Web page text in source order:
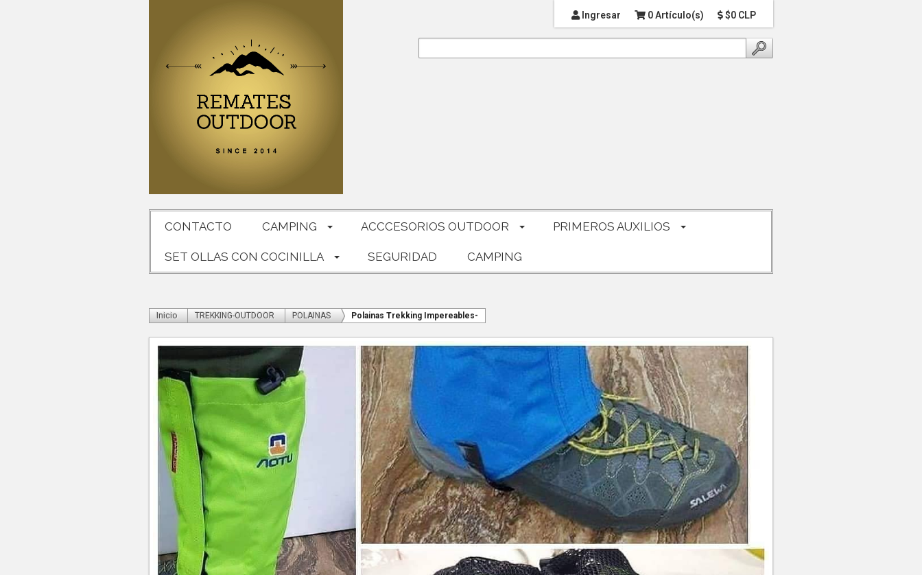
Ingresar 0 Artículo(s) $0 CLP
CONTACTO CAMPING ACCCESORIOS OUTDOOR PRIMEROS AUXILIOS
SET OLLAS CON COCINILLA SEGURIDAD CAMPING
Inicio TREKKING-OUTDOOR POLAINAS Polainas Trekking Impereables-